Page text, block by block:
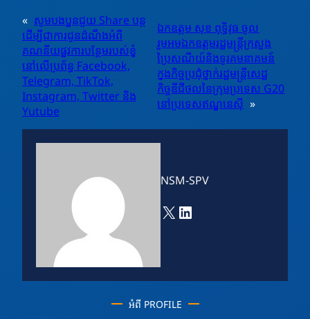
« សូមបងប្អូនជួយ Share បន្ត
ដើម្បីជាការជូនដំណឹងអំពី
គណនីយផ្លូវការបន្ថែមរបស់ខ្ញុំ
នៅលើប្រព័ន្ធ Facebook,
Telegram, TikTok,
Instagram, Twitter និង
Yutube
ឯកឧត្តម សុខ ពុទ្ធិវុធ ចូល
រួមអមឯកឧត្តមរដ្ឋមន្ត្រីក្រសួង
ប្រៃសណីយ៍និងទូរគមនាគមន៍
ក្នុងកិច្ចប្រជុំថ្នាក់រដ្ឋមន្រ្តីសេដ្ឋ
កិច្ចឌីជីថលនៃក្រុមប្រទេស G20
នៅប្រទេសឥណ្ឌូនេស៊ី »
NSM-SPV
X LinkedIn
អំពី PROFILE